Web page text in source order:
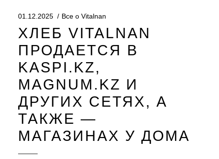
01.12.2025 Все о Vitalnan
ХЛЕБ VITALNAN
ПРОДАЕТСЯ В
KASPI.KZ,
MAGNUM.KZ И
ДРУГИХ СЕТЯХ, А
ТАКЖЕ —
МАГАЗИНАХ У ДОМА